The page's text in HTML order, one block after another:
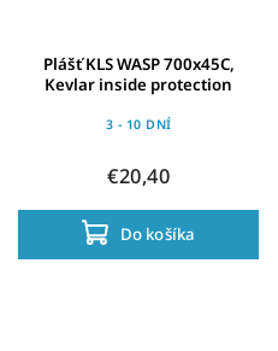
Plášť KLS WASP 700x45C,
Kevlar inside protection
3 - 10 DNÍ
€20,40
Do košíka